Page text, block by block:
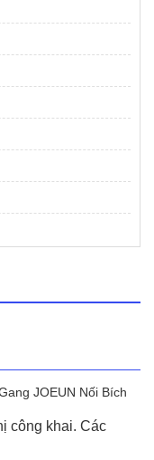
JOEUN Nối Bích
công khai. Các